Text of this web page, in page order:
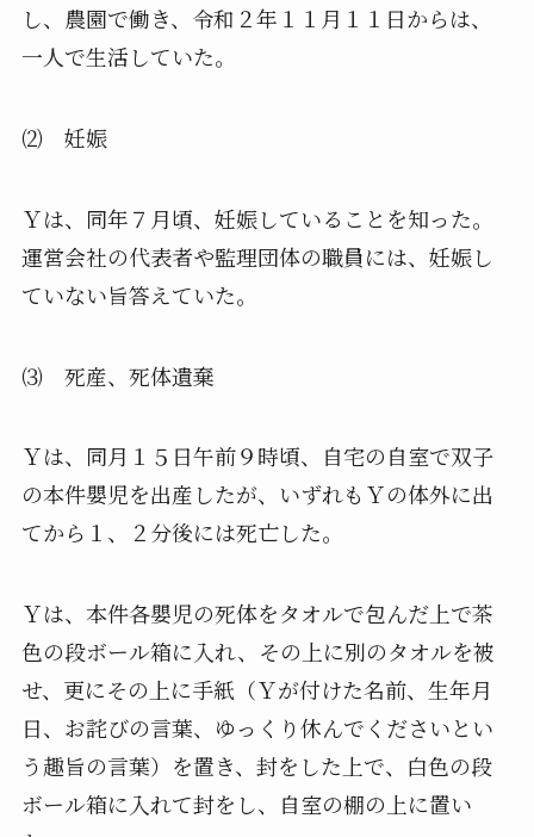
し、農園で働き、 令和２年１１月１１日からは、
一人で生活していた。
⑵ 妊娠
Ｙは、同年７月頃、妊娠していることを知った。
運営会社の代表者や監理団体の職員には、 妊娠し
ていない旨答えていた。
⑶ 死産、死体遺棄
Ｙは、同月１５日午前９時頃、
自宅の自室で双子
の本件嬰児を出産したが、 いずれもＹの体外に出
てから１、２分後には死亡した。
Ｙは、 本件各嬰児の死体をタオルで包んだ上で茶
色の段ボール箱に入れ、 その上に別のタオルを被
せ、更にその上に手紙（Ｙが付けた名前、 生年月
日、お詫びの言葉、 ゆっくり休んでくださいとい
う趣旨の言葉）を置き、 封をした上で、白色の段
ボール箱に入れて封をし、
自室の棚の上に置い